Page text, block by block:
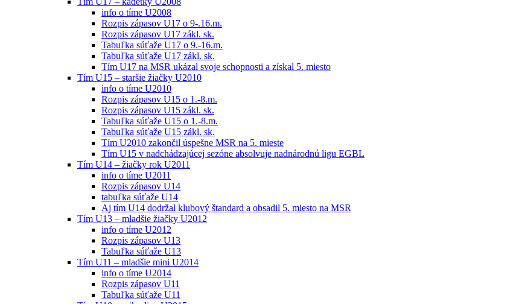
info o tíme U2008
Rozpis zápasov U17 o 9-.16.m.
Rozpis zápasov U17 zákl. sk.
Tabuľka súťaže U17 o 9.-16.m.
Tabuľka súťaže U17 zákl. sk.
Tím U17 na MSR ukázal svoje schopnosti a získal 5. miesto
Tím U15 – staršie žiačky U2010
info o tíme U2010
Rozpis zápasov U15 o 1.-8.m.
Rozpis zápasov U15 zákl. sk.
Tabuľka súťaže U15 o 1.-8.m.
Tabuľka súťaže U15 zákl. sk.
Tím U2010 zakončil úspešne MSR na 5. mieste
Tím U15 v nadchádzajúcej sezóne absolvuje nadnárodnú ligu EGBL
Tím U14 – žiačky rok U2011
info o tíme U2011
Rozpis zápasov U14
tabuľka súťaže U14
Aj tím U14 dodržal klubový štandard a obsadil 5. miesto na MSR
Tím U13 – mladšie žiačky U2012
info o tíme U2012
Rozpis zápasov U13
Tabuľka súťaže U13
Tím U11 – mladšie mini U2014
info o tíme U2014
Rozpis zápasov U11
Tabuľka súťaže U11